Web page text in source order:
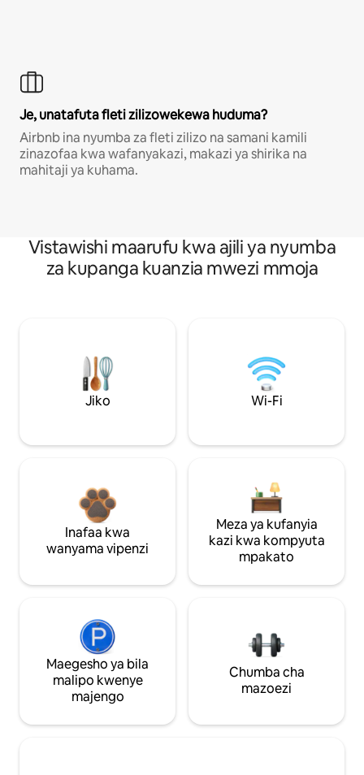
Je, unatafuta fleti zilizowekewa huduma?
Airbnb ina nyumba za fleti zilizo na samani kamili
zinazofaa kwa wafanyakazi, makazi ya shirika na
mahitaji ya kuhama.
Vistawishi maarufu kwa ajili ya nyumba
za kupanga kuanzia mwezi mmoja
Jiko Wi-Fi
Inafaa kwa
wanyama vipenzi
Meza ya kufanyia
kazi kwa kompyuta
mpakato
Maegesho ya bila
malipo kwenye
majengo
Chumba cha
mazoezi